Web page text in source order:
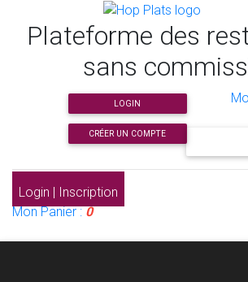
Plateforme des
sans
LOGIN
CRÉER UN COMPTE
Login | Inscription
Mon Panier :0